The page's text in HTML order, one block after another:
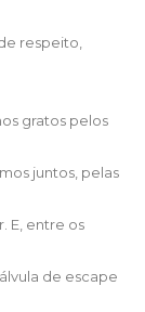
respeito,
gratos pelos
juntos, pelas
E, entre os
de escape